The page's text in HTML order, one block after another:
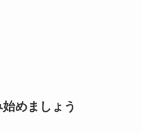
めましょう